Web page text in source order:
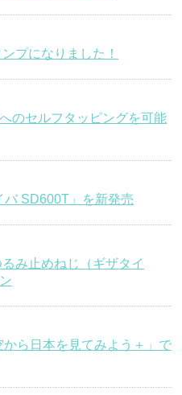
プになりました！
のセルフタッピングを可能
SD600T」を新発売
み止めねじ（ギザタイ
ら日本を見てみよう＋」で